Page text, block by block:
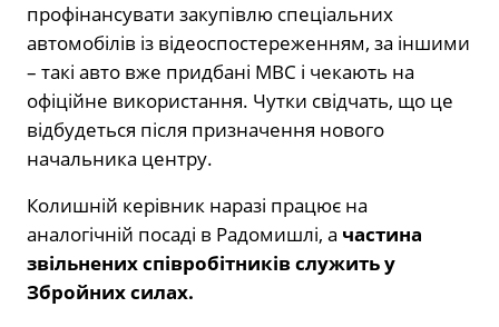
профінансувати закупівлю спеціальних
автомобілів із відеоспостереженням, за іншими
– такі авто вже придбані МВС і чекають на
офіційне використання. Чутки свідчать, що це
відбудеться після призначення нового
начальника центру.
Колишній керівник наразі працює на
аналогічній посаді в Радомишлі, а частина
звільнених співробітників служить у
Збройних силах.